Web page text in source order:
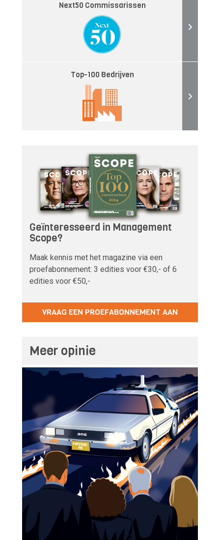
Next50 Commissarissen
Top-100 Bedrijven
Geïnteresseerd in Management
Scope?
Maak kennis met het magazine via een
proefabonnement: 3 edities voor €30,- of 6
edities voor €50,-
VRAAG EEN PROEFABONNEMENT AAN
Meer opinie